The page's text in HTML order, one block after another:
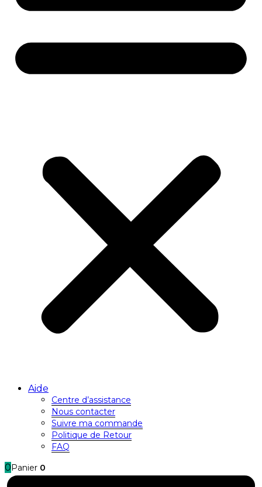
Aide
Centre d’assistance
Nous contacter
Suivre ma commande
Politique de Retour
FAQ
0 Panier 0